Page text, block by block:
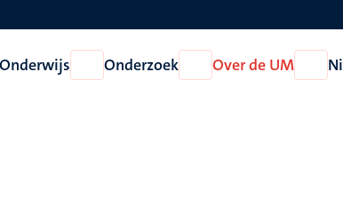
Onderwijs
Open
Onderwijs
Onderzoek
Open
Onderzoek
Over de UM
Open
Over